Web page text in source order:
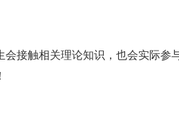
接触相关理论知识，也会实际参